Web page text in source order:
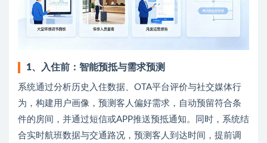
1、 入住前：智能预抵与需求预测
系统通过分析历史入住数据、OTA平台评价与社交媒体行
为，构建用户画像，预测客人偏好需求，自动预留符合条
件的房间，并通过短信或APP推送预抵通知。同时，系统结
合实时航班数据与交通路况，预测客人到达时间，提前调